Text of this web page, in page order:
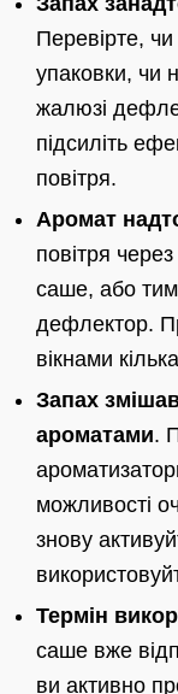
Перевірте,
упаковки, чи
жалюзі
підсиліть
повітря.
Аромат
повітря
саше, або
дефлектор.
вікнами
Запах
ароматами.
можливості
знову
Термін
саше вже
ви активно